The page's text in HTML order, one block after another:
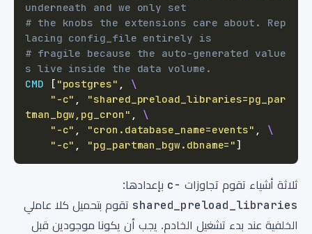
underneath and we only set
# the knobs the extensions care about. Rep
lacing config_file entirely is
# fragile because the auto-generated value
s live inside the data volume.
CMD [ "postgres" , \
"-c" , "shared_preload_libraries=pg_par
tman_bgw,pg_cron" , \
"-c" , "cron.database_name=events" , \
"-c" , "pg_partman_bgw.dbname="]
ثلاثة أشياء تقوم تجاوزات -c بإعدادها:
shared_preload_libraries تقوم بتحميل كلا عاملي
الخلفية عند بدء تشغيل الخادم. يجب أن يكونا موجودين قبل